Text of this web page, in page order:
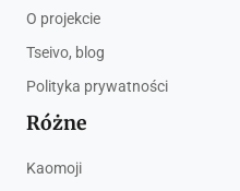
O projekcie
Tseivo, blog
Polityka prywatności
Różne
Kaomoji